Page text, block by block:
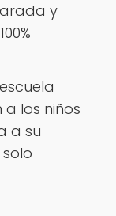
y
los niños
a su